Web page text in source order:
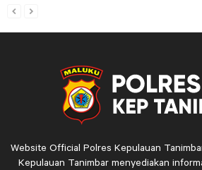
Website Official Polres Kepulauan
Kepulauan Tanimbar menyediakan